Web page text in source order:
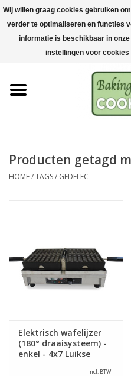
Home
Bak-& kookgerei
Machines & onderdelen
Chocolade & ijsbereiding
Hygiëne & opslag
Producten getagd
HOME/TAGS/ GEDELEC
Elektrisch wafelijzer
(180° draaisysteem) -
enkel - 4x7 Luikse
Incl. BTW
Wij willen graag cookies gebruiken
verder te optimaliseren en functies
informatie is beschikbaar in
instellingen voor cookies